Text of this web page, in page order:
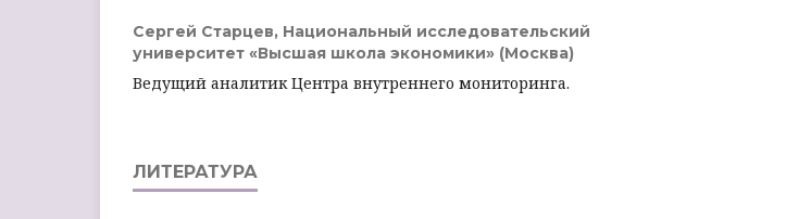
Сергей Старцев, Национальный исследовательский
университет «Высшая школа экономики» (Москва)
Ведущий аналитик Центра внутреннего мониторинга.
ЛИТЕРАТУРА